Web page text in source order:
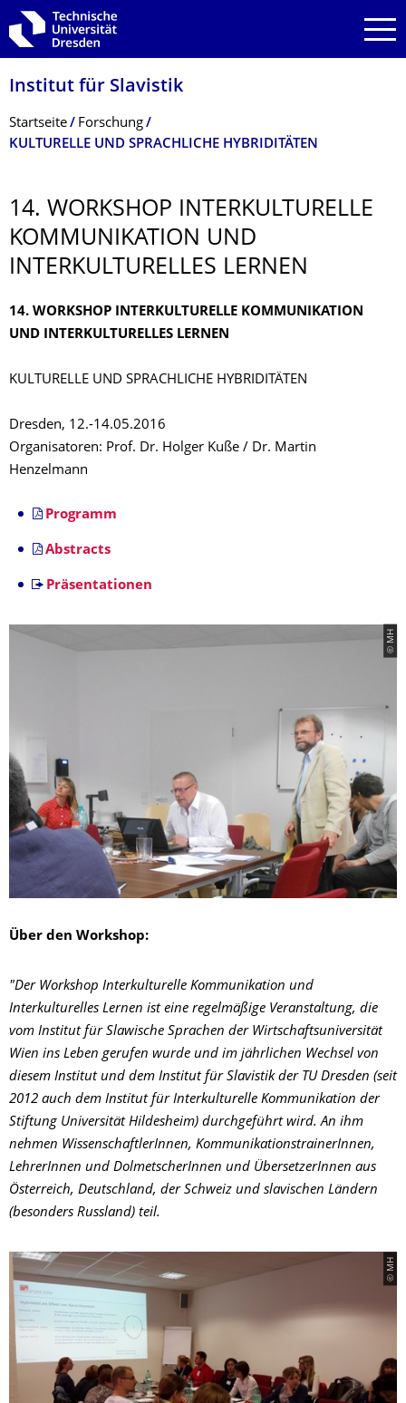
Zur Hauptnavigation springen
Zur Suche springen
Zum Inhalt springen
Institut für Slavistik
Breadcrumb-Menü
Startseite
Forschung
KULTURELLE UND SPRACHLICHE HYBRIDITÄTEN
14. WORKSHOP INTERKULTURELLE
KOMMUNIKATION UND
INTERKULTUREL­LES LERNEN
14. WORKSHOP INTERKULTURELLE KOMMUNIKATION
UND INTERKULTURELLES LERNEN
KULTURELLE UND SPRACHLICHE HYBRIDITÄTEN
Dresden, 12.-14.05.2016
Organisatoren: Prof. Dr. Holger Kuße / Dr. Martin
Henzelmann
Programm
Abstracts
Präsentationen
© MH
Über den Workshop:
"Der Workshop Interkulturelle Kommunikation und
Interkulturelles Lernen ist eine regelmäßige Veranstaltung, die
vom Institut für Slawische Sprachen der Wirtschafts­universität
Wien ins Leben gerufen wurde und im jährlichen Wechsel von
diesem Institut und dem Institut für Slavistik der TU Dresden (seit
2012 auch dem Institut für Interkulturelle Kommunikation der
Stiftung Universität Hildesheim) durchgeführt wird. An ihm
nehmen WissenschaftlerInnen, KommunikationstrainerInnen,
LehrerInnen und DolmetscherInnen und ÜbersetzerInnen aus
Österreich, Deutschland, der Schweiz und slavischen Ländern
(besonders Russland) teil.
© MH